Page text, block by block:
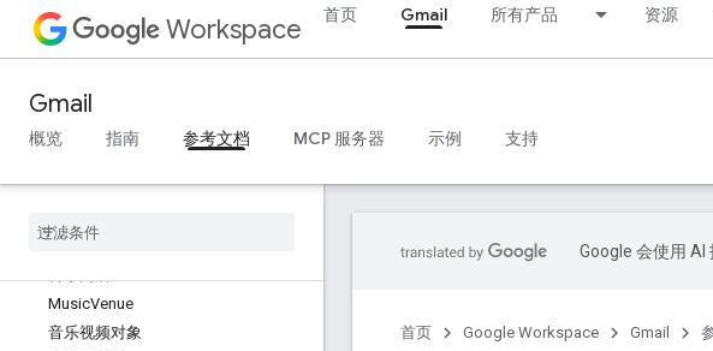
Workspace 首页 Gmail 所有产品 资源
Gmail
概览 指南 参考文档 MCP 服务器 示例 支持
音乐专辑制作类型
音乐专辑发布类型
音乐活动
音乐团体
音乐录音
音乐发行格式类型
MusicVenue
音乐视频对象
Google 会使用 AI
首页 Google Workspace Gmail